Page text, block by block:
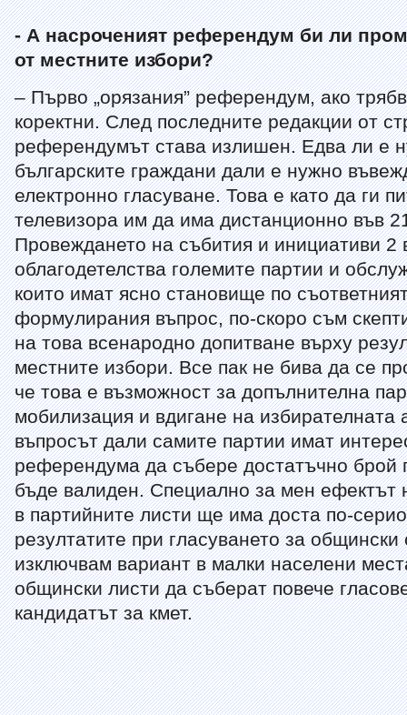
- А насроченият референдум би ли
от местните избори?
– Първо „орязания” референдум, ако
коректни. След последните редакции от
референдумът става излишен. Едва ли е
българските граждани дали е нужно
електронно гласуване. Това е като да ги
телевизора им да има дистанционно във
Провеждането на събития и инициативи 2
облагодетелства големите партии и
които имат ясно становище по
формулирания въпрос, по-скоро съм
на това всенародно допитване върху
местните избори. Все пак не бива да се
че това е възможност за допълнителна
мобилизация и вдигане на избирателната
въпросът дали самите партии имат
референдума да събере достатъчно брой
бъде валиден. Специално за мен ефектът
в партийните листи ще има доста по-
резултатите при гласуването за
изключвам вариант в малки населени
общински листи да съберат повече
кандидатът за кмет.